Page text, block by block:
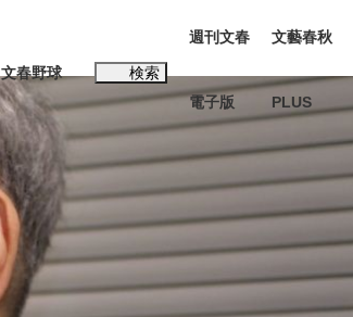
読書
文春野球 検索
週刊文春
電子版
文藝春秋
PLUS